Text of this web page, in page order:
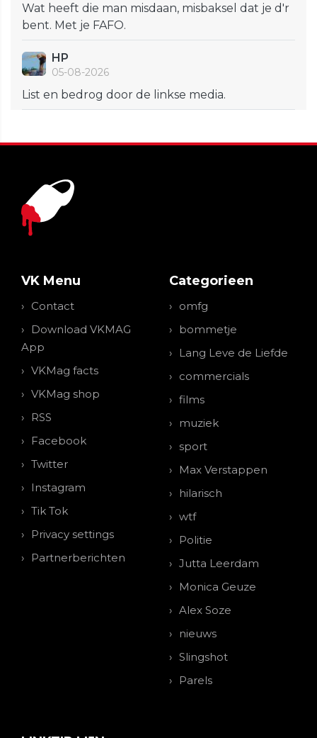
Wat heeft die man misdaan, misbaksel dat je d'r
bent. Met je FAFO.
HP
05-08-2026
List en bedrog door de linkse media.
VK Menu
Contact
Download VKMAG
App
VKMag facts
VKMag shop
RSS
Facebook
Twitter
Instagram
Tik Tok
Privacy settings
Partnerberichten
Categorieen
omfg
bommetje
Lang Leve de Liefde
commercials
films
muziek
sport
Max Verstappen
hilarisch
wtf
Politie
Jutta Leerdam
Monica Geuze
Alex Soze
nieuws
Slingshot
Parels